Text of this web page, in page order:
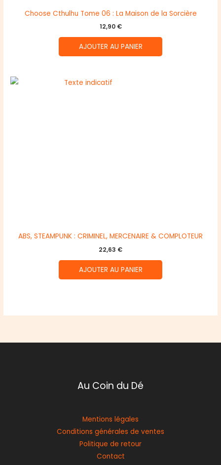
Choose Cthulhu Tome 06 : La Maison de la Sorcière
12,90 €
AJOUTER AU PANIER
ABS, STEAMPUNK : CRIMINEL, MERCENAIRE & COMPLOTEUR
22,63 €
AJOUTER AU PANIER
Au Coin du Dé
Mentions légales
Conditions générales de ventes
Politique de retour
Contact